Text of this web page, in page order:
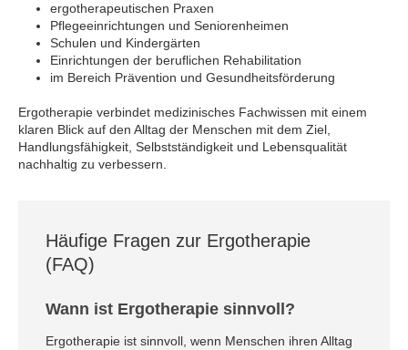
ergotherapeutischen Praxen
Pflegeeinrichtungen und Seniorenheimen
Schulen und Kindergärten
Einrichtungen der beruflichen Rehabilitation
im Bereich Prävention und Gesundheitsförderung
Ergotherapie verbindet medizinisches Fachwissen mit einem
klaren Blick auf den Alltag der Menschen mit dem Ziel,
Handlungsfähigkeit, Selbstständigkeit und Lebensqualität
nachhaltig zu verbessern.
Häufige Fragen zur Ergotherapie
(FAQ)
Wann ist Ergotherapie sinnvoll?
Ergotherapie ist sinnvoll, wenn Menschen ihren Alltag